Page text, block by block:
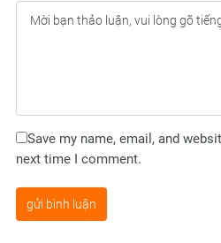
Save my name, email, and
next time I comment.